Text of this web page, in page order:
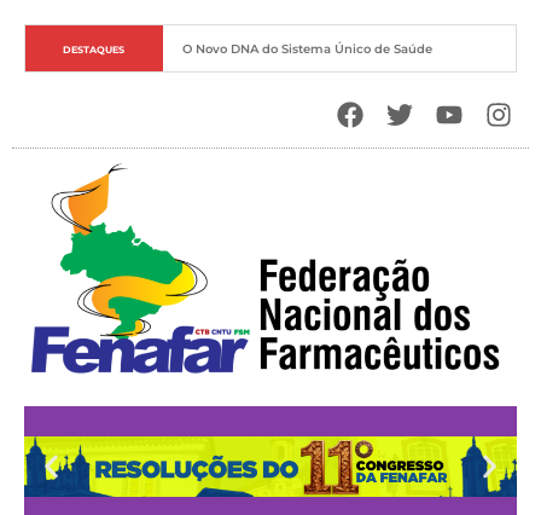
DESTAQUES O Novo DNA do Sistema Único de Saúde